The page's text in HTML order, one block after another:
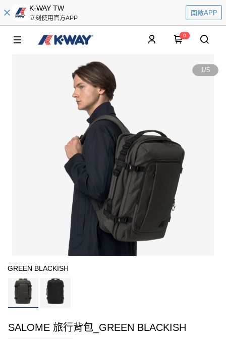
K-WAY TW
立刻使用官方APP
開啟APP
0
1/5
GREEN BLACKISH
SALOME 旅行背包_GREEN BLACKISH